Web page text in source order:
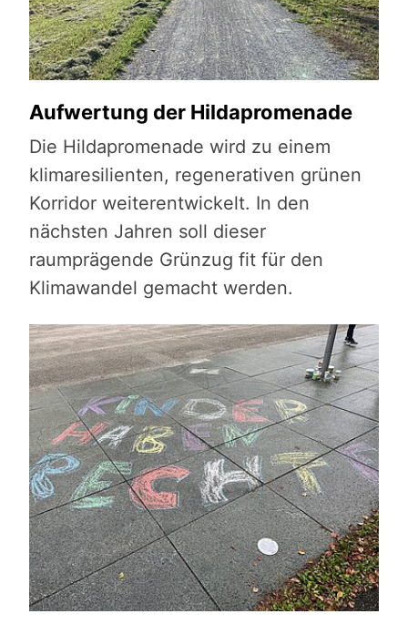
Aufwertung der Hildapromenade
Die Hildapromenade wird zu einem
klimaresilienten, regenerativen grünen
Korridor weiterentwickelt. In den
nächsten Jahren soll dieser
raumprägende Grünzug fit für den
Klimawandel gemacht werden.